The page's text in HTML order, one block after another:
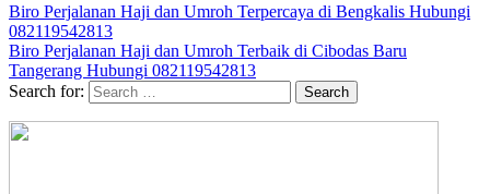
Biro Perjalanan Haji dan Umroh Terpercaya di Bengkalis Hubungi
082119542813
Biro Perjalanan Haji dan Umroh Terbaik di Cibodas Baru
Tangerang Hubungi 082119542813
Search for: